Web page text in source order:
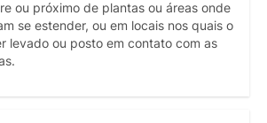
ou próximo de plantas ou áreas onde
se estender, ou em locais nos quais o
levado ou posto em contato com as